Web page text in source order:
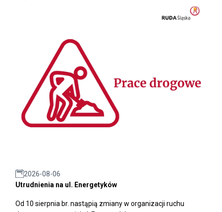
2026-08-06
Utrudnienia na ul. Energetyków
Od 10 sierpnia br. nastąpią zmiany w organizacji ruchu